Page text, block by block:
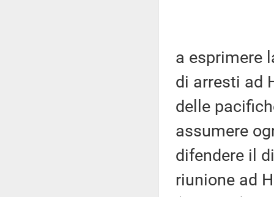
a esprimere
di arresti ad
delle
assumere
difendere il
riunione ad